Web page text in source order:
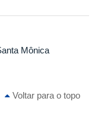
Mônica
Voltar para o topo